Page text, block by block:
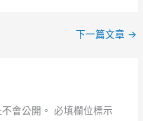
下一篇文章 →
會公開。 必填欄位標示